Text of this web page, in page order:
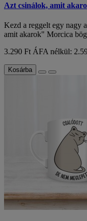
Azt csinálok, amit
Kezd a reggelt egy nagy
amit akarok" Morcica
3.290 Ft ÁFA nélkül:
Kosárba